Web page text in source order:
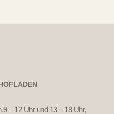
– 12 Uhr und 13 – 18 Uhr,